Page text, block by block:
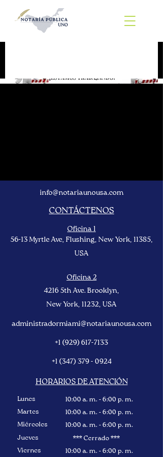
info@notariaunousa.com
CONTÁCTENOS
Oficina 1
56-13 Myrtle Ave, Flushing, New York, 11385,
USA
Oficina 2
4216 5th Ave. Brooklyn,
New York, 11232, USA
administradormiami@notariaunousa.com
+1 (929) 617-7133
+1 (347) 379 - 0924
HORARIOS DE ATENCIÓN
Lunes
Martes
Miércoles
10:00 a. m. - 6:00 p. m.
10:00 a. m. - 6:00 p. m.
10:00 a. m. - 6:00 p. m.
Jueves
Viernes
*** Cerrado ***
10:00 a. m. - 6:00 p. m.